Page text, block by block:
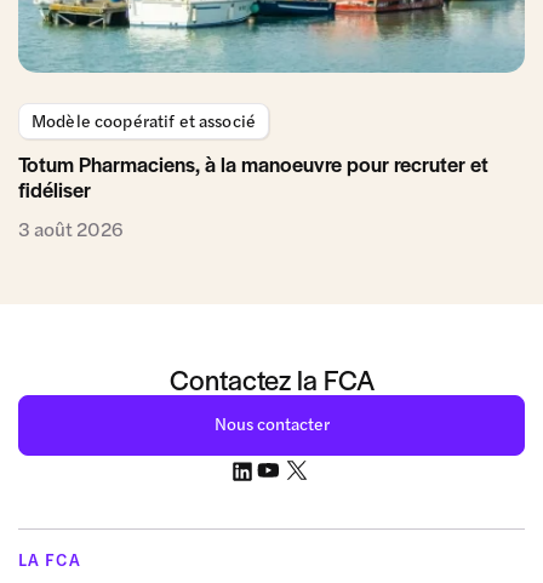
Modèle coopératif et associé
Totum Pharmaciens, à la manoeuvre pour recruter et
fidéliser
3 août 2026
Contactez la FCA
Nous contacter
LA FCA